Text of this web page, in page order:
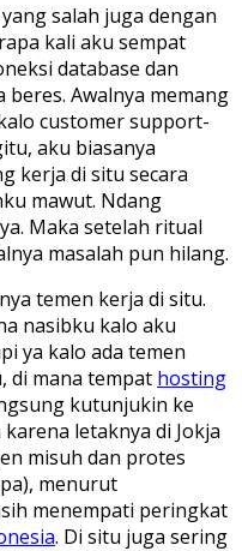
salah juga dengan
kali aku sempat
database dan
Awalnya memang
customer support-
aku biasanya
kerja di situ secara
mawut. Ndang
Maka setelah ritual
masalah pun hilang.
temen kerja di situ.
nasibku kalo aku
ya kalo ada temen
di mana tempat hosting
kutunjukin ke
letaknya di Jokja
misuh dan protes
menurut
menempati peringkat
. Di situ juga sering